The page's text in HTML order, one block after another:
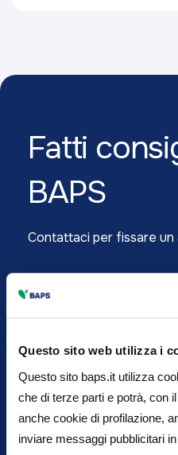
Questo sito web utilizza i
Questo sito baps.it utilizza
che di terze parti e potrà, con
anche cookie di profilazione,
inviare messaggi pubblicitari
Fatti
BAPS
Contattaci per fissare un
Vieni a